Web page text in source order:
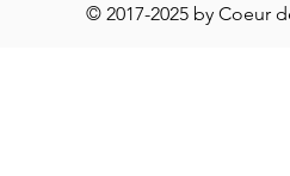
© 2017-2025 by Coeur